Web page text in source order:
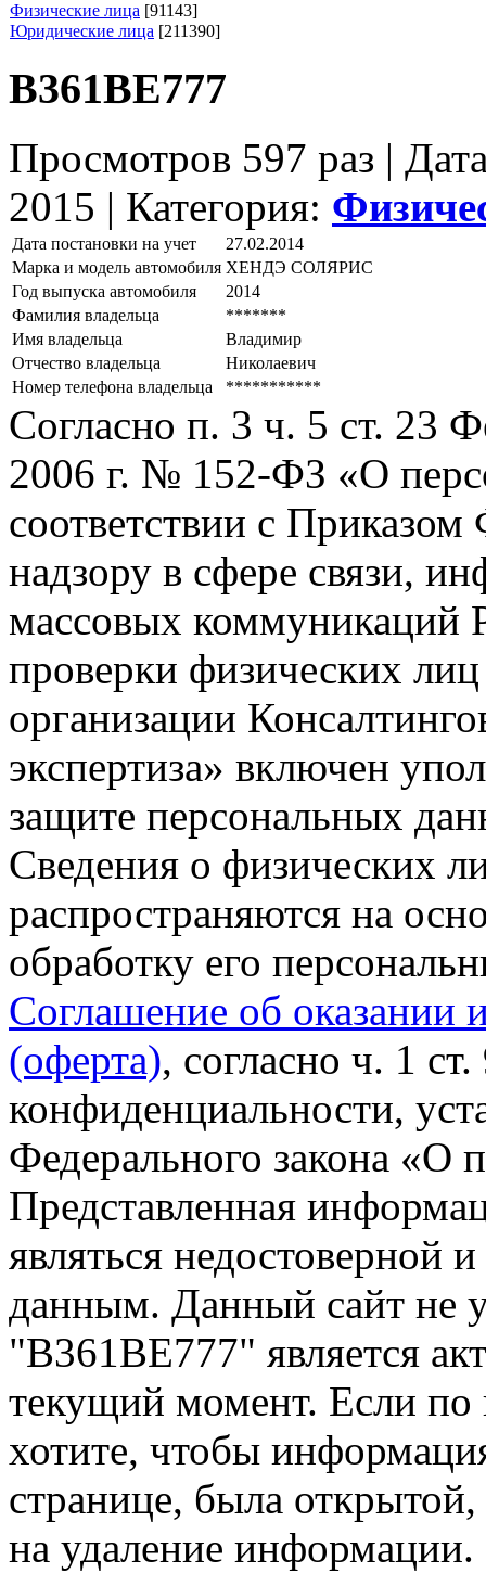
Физические лица [91143]
Юридические лица [211390]
В361ВЕ777
Просмотров 597 раз |
2015 | Категория:
Дата постановки на учет
27.02.2014
Марка и модель автомобиля ХЕНДЭ СОЛЯРИС
Год выпуска автомобиля
2014
Фамилия владельца
*******
Имя владельца
Владимир
Отчество владельца
Николаевич
Номер телефона владельца
***********
Согласно п. 3 ч. 5 ст. 23
2006 г. № 152-ФЗ «О
соответствии с
надзору в сфере связи,
массовых коммуникаций
проверки физических
организации
экспертиза» включен
защите персональных
Сведения о физических
распространяются на
обработку его
Соглашение об оказании
(оферта), согласно ч. 1
конфиденциальности,
Федерального закона «О
Представленная
являться недостоверной
данным. Данный сайт не
"В361ВЕ777" является
текущий момент. Если
хотите, чтобы
странице, была открытой,
на удаление информации.